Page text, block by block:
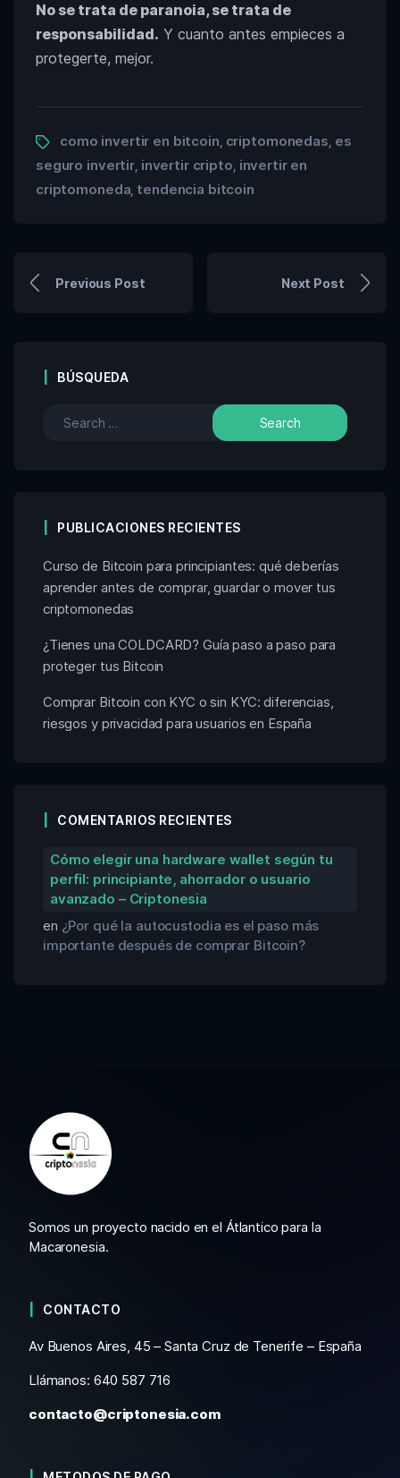
No se trata de paranoia, se trata de
responsabilidad. Y cuanto antes empieces a
protegerte, mejor.
como invertir en bitcoin criptomonedas es
seguro invertir, invertir cripto invertir en
criptomoneda tendencia bitcoin
Previous Post Next Post
BÚSQUEDA
PUBLICACIONES RECIENTES
Curso de Bitcoin para principiantes: qué deberías
aprender antes de comprar, guardar o mover tus
criptomonedas
¿Tienes una COLDCARD? Guía paso a paso para
proteger tus Bitcoin
Comprar Bitcoin con KYC o sin KYC: diferencias,
riesgos y privacidad para usuarios en España
COMENTARIOS RECIENTES
Cómo elegir una hardware wallet según tu
perfil: principiante, ahorrador o usuario
avanzado – Criptonesia
en ¿Por qué la autocustodia es el paso más
importante después de comprar Bitcoin?
Somos un proyecto nacido en el Átlantico para la
Macaronesia.
CONTACTO
Av Buenos Aires, 45 – Santa Cruz de Tenerife – España
Llámanos: 640 587 716
contacto@criptonesia.com